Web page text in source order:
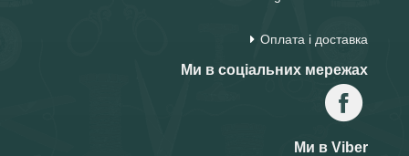
Оплата і доставка
Ми в соціальних мережах
Ми в Viber